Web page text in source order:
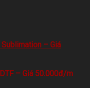
– Giá
– Giá 50.000đ/m